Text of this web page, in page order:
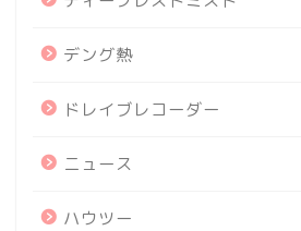
デング熱
ドレイブレコーダー
ニュース
ハウツー